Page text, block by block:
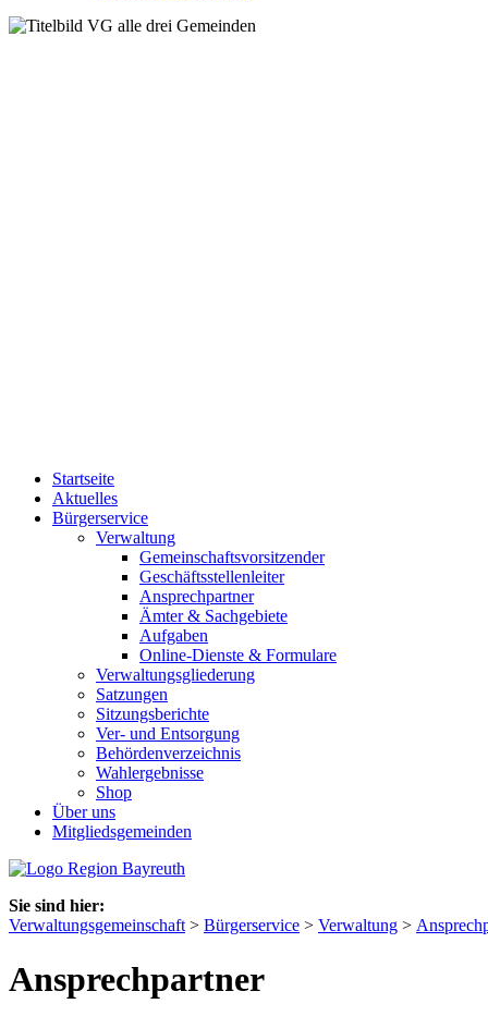
Startseite
Aktuelles
Bürgerservice
Verwaltung
Gemeinschaftsvorsitzender
Geschäftsstellenleiter
Ansprechpartner
Ämter & Sachgebiete
Aufgaben
Online-Dienste & Formulare
Verwaltungsgliederung
Satzungen
Sitzungsberichte
Ver- und Entsorgung
Behördenverzeichnis
Wahlergebnisse
Shop
Über uns
Mitgliedsgemeinden
Sie sind hier:
Verwaltungsgemeinschaft > Bürgerservice > Verwaltung >
Ansprechpartner